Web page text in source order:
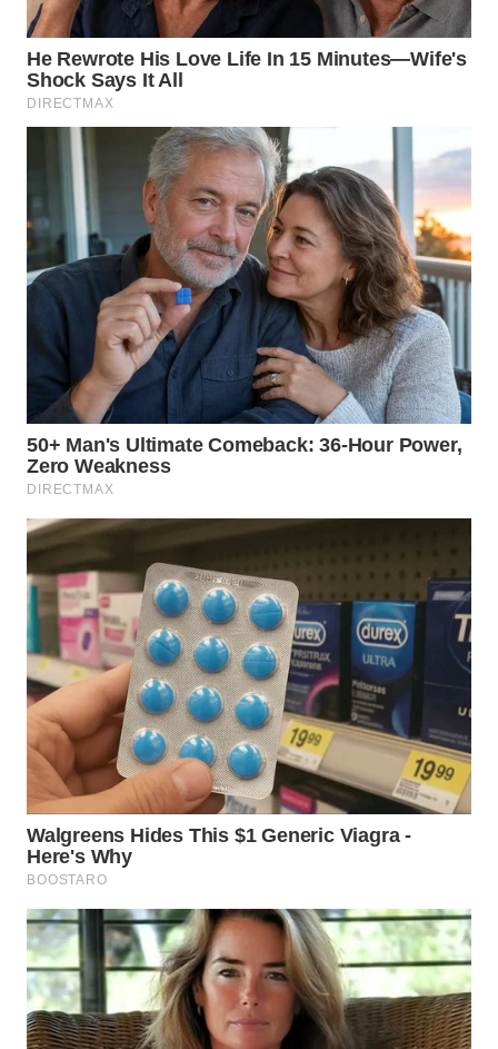
WN
BINJAI
WN
CIREBON
WN
INDRAMAYU
WN
KUNINGAN
WN
MAJALENGKA
WN
SUBANG
SUKABUMI
WN
PURWAKARTA
WN
PRIANGAN
TIMUR
WN
SEMARANG
WN
SOLO
WN
BOROBUDUR
WN